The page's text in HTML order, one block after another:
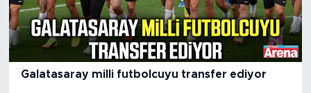
Galatasaray milli futbolcuyu transfer ediyor